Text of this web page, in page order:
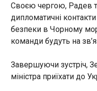
Бензин у Крим
через удари ЗСУ
Росія намагається
пального до
Своєю чергою, Радев
дипломатичні
безпеки в Чорному
команди будуть на
Завершуючи зустріч,
міністра приїхати до